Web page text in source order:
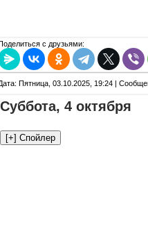
Поделиться с друзьями:
Пятница, 03.10.2025, 19:24 |
Суббота, 4 октября